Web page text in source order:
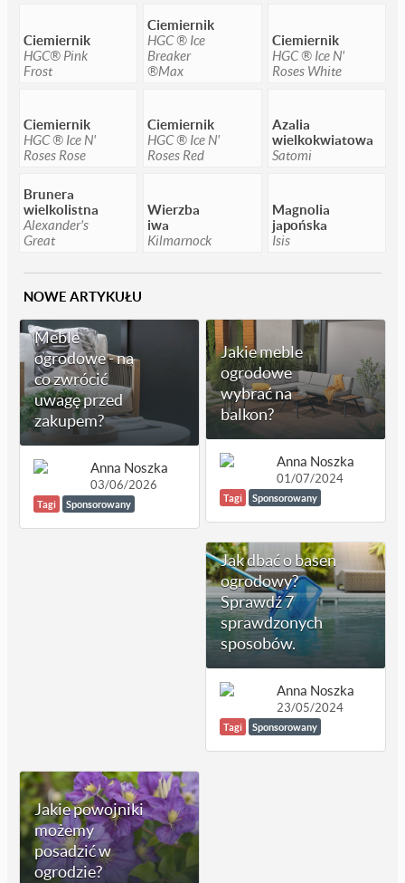
Ciemiernik
HGC® Pink
Frost
Ciemiernik
HGC ® Ice
Breaker
®Max
Ciemiernik
HGC ® Ice N'
Roses White
Ciemiernik
HGC ® Ice N'
Roses Rose
Ciemiernik
HGC ® Ice N'
Roses Red
Azalia
wielkokwiatowa
Satomi
Brunera
wielkolistna
Alexander's
Great
Wierzba
iwa
Kilmarnock
Magnolia
japońska
Isis
NOWE ARTYKUŁU
Meble
ogrodowe - na
co zwrócić
uwagę przed
zakupem?
Anna Noszka
03/06/2026
Tagi Sponsorowany
Jakie meble
ogrodowe
wybrać na
balkon?
Anna Noszka
01/07/2024
Tagi Sponsorowany
Jak dbać o basen
ogrodowy?
Sprawdź 7
sprawdzonych
sposobów.
Anna Noszka
23/05/2024
Tagi Sponsorowany
Jakie powojniki
możemy
posadzić w
ogrodzie?